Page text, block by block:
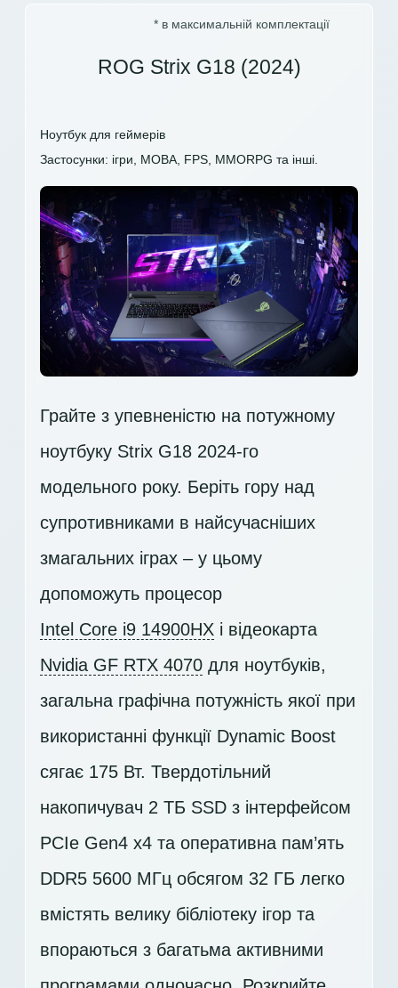
* в максимальній комплектації
ROG Strix G18 (2024)
Ноутбук для геймерів
Застосунки: ігри, MOBA, FPS, MMORPG та інші.
Грайте з упевненістю на потужному
ноутбуку Strix G18 2024-го
модельного року. Беріть гору над
супротивниками в найсучасніших
змагальних іграх – у цьому
допоможуть процесор
Intel Core i9 14900HX і відеокарта
Nvidia GF RTX 4070 для ноутбуків,
загальна графічна потужність якої при
використанні функції Dynamic Boost
сягає 175 Вт. Твердотільний
накопичувач 2 ТБ SSD з інтерфейсом
PCIe Gen4 x4 та оперативна пам’ять
DDR5 5600 МГц обсягом 32 ГБ легко
вмістять велику бібліотеку ігор та
впораються з багатьма активними